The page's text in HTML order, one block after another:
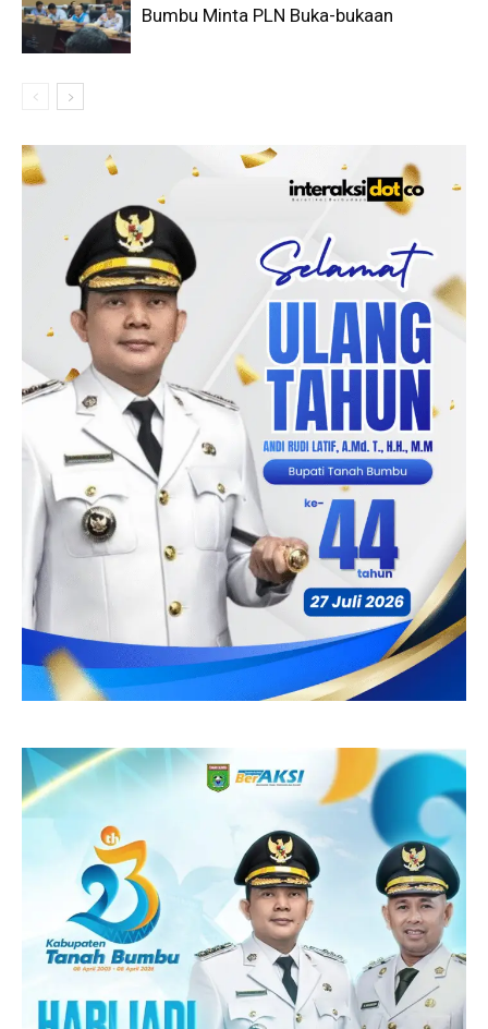
Bumbu Minta PLN Buka-bukaan